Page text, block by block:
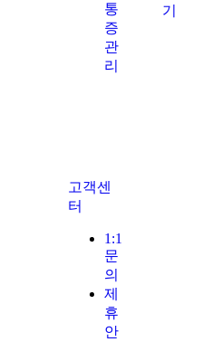
통
증
관
리
기
고객센
터
1:1
문
의
제
휴
안